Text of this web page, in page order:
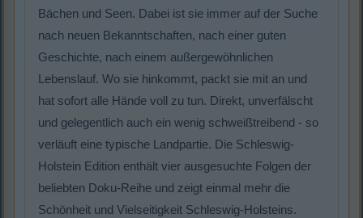
Bächen und Seen. Dabei ist sie immer auf der Suche
nach neuen Bekanntschaften, nach einer guten
Geschichte, nach einem außergewöhnlichen
Lebenslauf. Wo sie hinkommt, packt sie mit an und
hat sofort alle Hände voll zu tun. Direkt, unverfälscht
und gelegentlich auch ein wenig schweißtreibend - so
verläuft eine typische Landpartie. Die Schleswig-
Holstein Edition enthält vier ausgesuchte Folgen der
beliebten Doku-Reihe und zeigt einmal mehr die
Schönheit und Vielseitigkeit Schleswig-Holsteins.